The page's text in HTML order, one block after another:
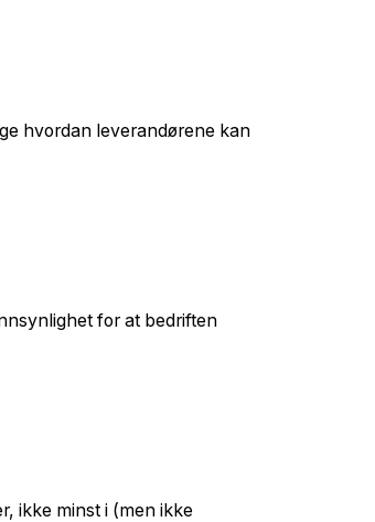
hvordan leverandørene kan
for at bedriften
ikke minst i (men ikke